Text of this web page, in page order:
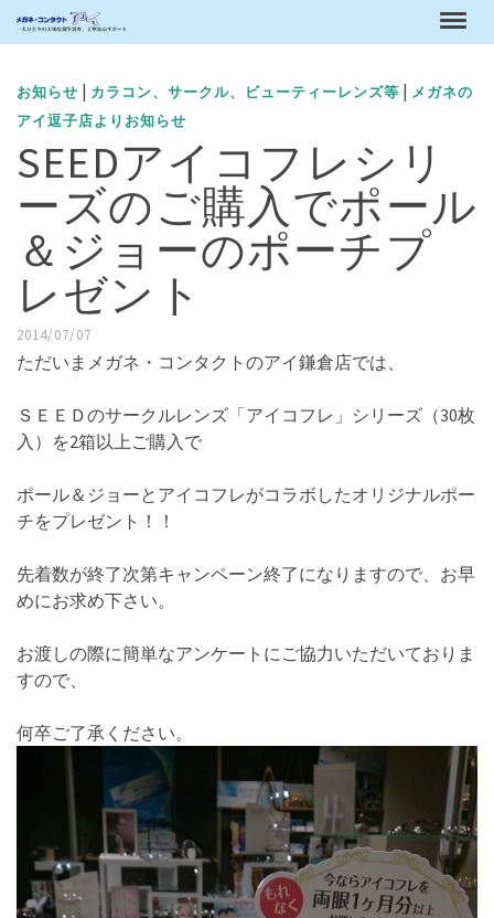
お知らせ | カラコン、サークル、ビューティーレンズ等 | メガネの
アイ逗子店よりお知らせ
SEEDアイコフレシリ
ーズのご購入でポール
＆ジョーのポーチプ
レゼント
2014/07/07
ただいまメガネ・コンタクトのアイ鎌倉店では、
ＳＥＥＤのサークルレンズ「アイコフレ」シリーズ（30枚
入）を2箱以上ご購入で
ポール＆ジョーとアイコフレがコラボしたオリジナルポー
チをプレゼント！！
先着数が終了次第キャンペーン終了になりますので、お早
めにお求め下さい。
お渡しの際に簡単なアンケートにご協力いただいておりま
すので、
何卒ご了承ください。